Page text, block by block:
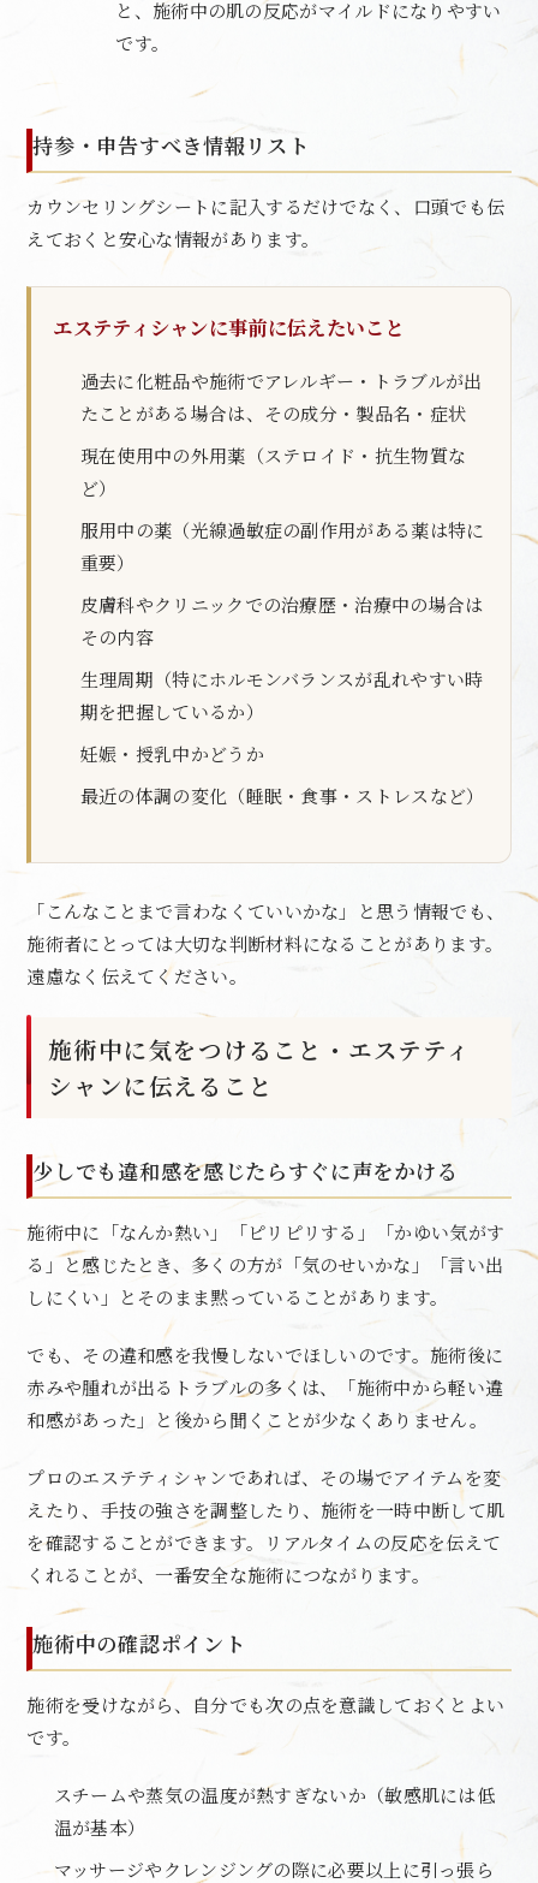
と、施術中の肌の反応がマイルドになりやすい
です。
持参・申告すべき情報リスト
カウンセリングシートに記入するだけでなく、口頭でも伝
えておくと安心な情報があります。
エステティシャンに事前に伝えたいこと
過去に化粧品や施術でアレルギー・トラブルが出
たことがある場合は、その成分・製品名・症状
現在使用中の外用薬（ステロイド・抗生物質な
ど）
服用中の薬（光線過敏症の副作用がある薬は特に
重要）
皮膚科やクリニックでの治療歴・治療中の場合は
その内容
生理周期（特にホルモンバランスが乱れやすい時
期を把握しているか）
妊娠・授乳中かどうか
最近の体調の変化（睡眠・食事・ストレスなど）
「こんなことまで言わなくていいかな」と思う情報でも、
施術者にとっては大切な判断材料になることがあります。
遠慮なく伝えてください。
施術中に気をつけること・エステティ
シャンに伝えること
少しでも違和感を感じたらすぐに声をかける
施術中に「なんか熱い」「ピリピリする」「かゆい気がす
る」と感じたとき、多くの方が「気のせいかな」「言い出
しにくい」とそのまま黙っていることがあります。
でも、その違和感を我慢しないでほしいのです。施術後に
赤みや腫れが出るトラブルの多くは、「施術中から軽い違
和感があった」と後から聞くことが少なくありません。
プロのエステティシャンであれば、その場でアイテムを変
えたり、手技の強さを調整したり、施術を一時中断して肌
を確認することができます。リアルタイムの反応を伝えて
くれることが、一番安全な施術につながります。
施術中の確認ポイント
施術を受けながら、自分でも次の点を意識しておくとよい
です。
スチームや蒸気の温度が熱すぎないか（敏感肌には低
温が基本）
マッサージやクレンジングの際に必要以上に引っ張ら